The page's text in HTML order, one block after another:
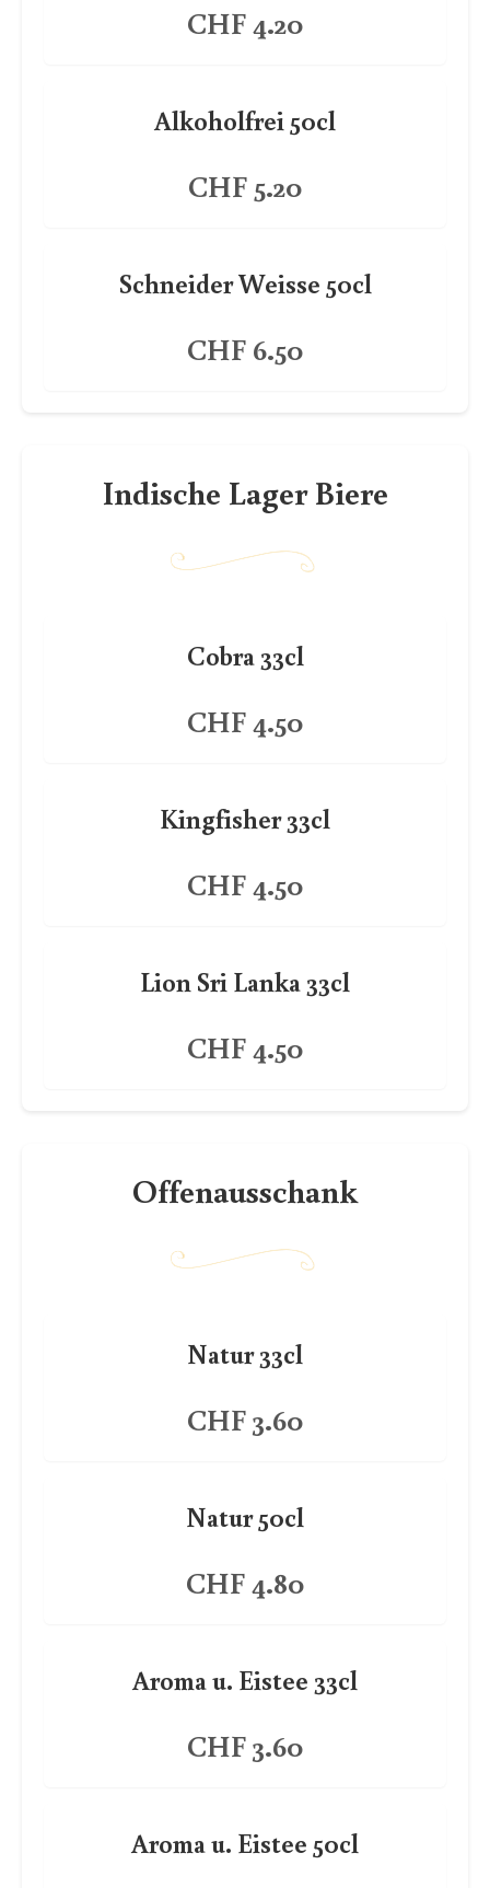
CHF 4.20
Alkoholfrei 50cl
CHF 5.20
Schneider Weisse 50cl
CHF 6.50
Indische Lager Biere
Cobra 33cl
CHF 4.50
Kingfisher 33cl
CHF 4.50
Lion Sri Lanka 33cl
CHF 4.50
Offenausschank
Natur 33cl
CHF 3.60
Natur 50cl
CHF 4.80
Aroma u. Eistee 33cl
CHF 3.60
Aroma u. Eistee 50cl